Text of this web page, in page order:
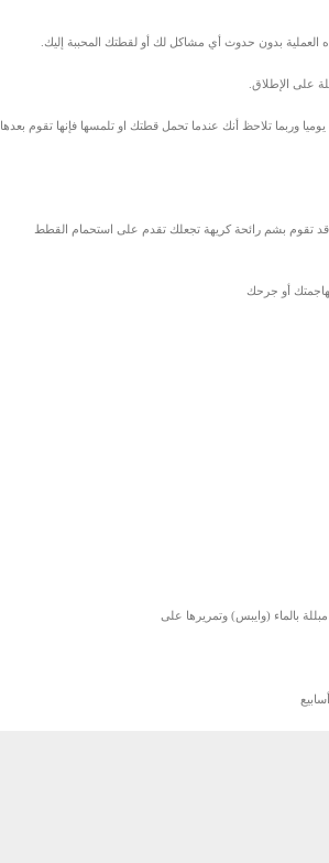
بدون حدوث أي مشاكل لك أو لقطتك المحببة إليك.
على الإطلاق.
وربما تلاحظ أنك عندما تحمل قطتك او تلمسها فإنها تقوم بعدها
تقوم بشم رائحة كريهة تجعلك تقدم على استحمام القطط
أو جرحك
بالماء (وايبس) وتمريرها على